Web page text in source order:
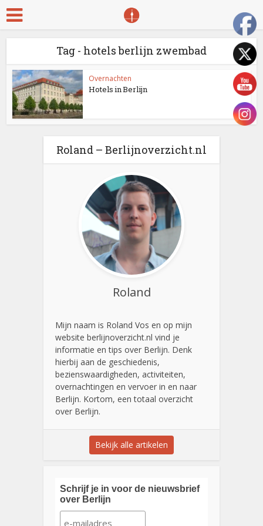
Tag - hotels berlijn zwembad
Overnachten
Hotels in Berlijn
Roland – Berlijnoverzicht.nl
Roland
Mijn naam is Roland Vos en op mijn
website berlijnoverzicht.nl vind je
informatie en tips over Berlijn. Denk
hierbij aan de geschiedenis,
bezienswaardigheden, activiteiten,
overnachtingen en vervoer in en naar
Berlijn. Kortom, een totaal overzicht
over Berlijn.
Bekijk alle artikelen
Schrijf je in voor de nieuwsbrief
over Berlijn